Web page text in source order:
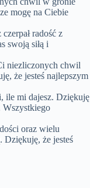
mogę na Ciebie
radość z
swoją siłą i
niezliczonych chwil
że jesteś najlepszym
ile mi dajesz. Dziękuję
Wszystkiego
oraz wielu
że jesteś